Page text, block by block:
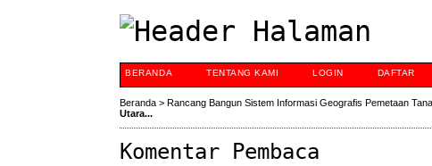
BERANDA TENTANG KAMI LOGIN DAFTAR
Beranda >Rancang Bangun Sistem Informasi Geografis Pemetaan
Utara...
Komentar Pembaca